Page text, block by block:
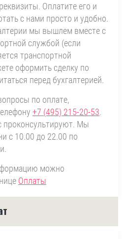
Оплатите его и
с нами просто и удобно.
мы вышлем вместе с
службой (если
транспортной
оформить сделку по
перед бухгалтерией.
по оплате,
+7 (495) 215-20-53.
Мы
с 10.00 до 22.00 по
можно
Оплаты